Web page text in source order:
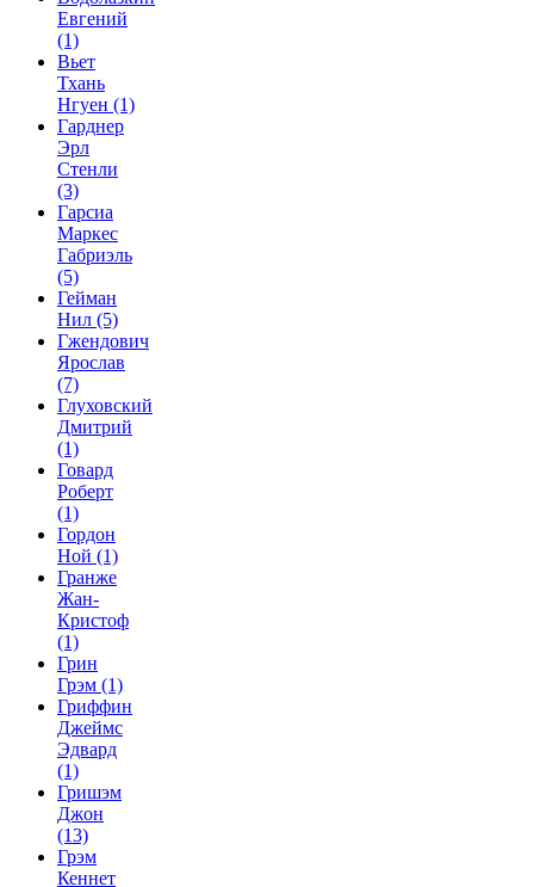
Евгений
(1)
Вьет
Тхань
Нгуен (1)
Гарднер
Эрл
Стенли
(3)
Гарсиа
Маркес
Габриэль
(5)
Гейман
Нил (5)
Гжендович
Ярослав
(7)
Глуховский
Дмитрий
(1)
Говард
Роберт
(1)
Гордон
Ной (1)
Гранже
Жан-
Кристоф
(1)
Грин
Грэм (1)
Гриффин
Джеймс
Эдвард
(1)
Гришэм
Джон
(13)
Грэм
Кеннет